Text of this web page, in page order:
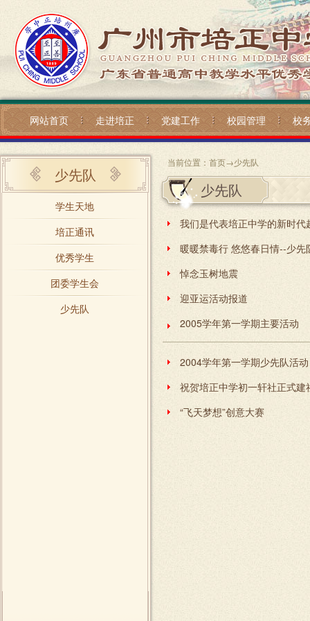
网站首页 走进培正 党建工作 校园管理 校
少先队
学生天地
培正通讯
优秀学生
团委学生会
少先队
当前位置： 首页→少先队
少先队
暖暖禁毒行 悠悠春日情--少先
悼念玉树地震
迎亚运活动报道
2005学年第一学期主要活动
2004学年第一学期少先队活动
祝贺培正中学初一轩社正式建
“飞天梦想”创意大赛